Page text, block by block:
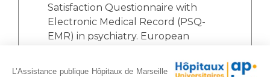
Satisfaction Questionnaire with
Electronic Medical Record (PSQ-
EMR) in psychiatry. European
L’Assistance publique Hôpitaux de Marseille